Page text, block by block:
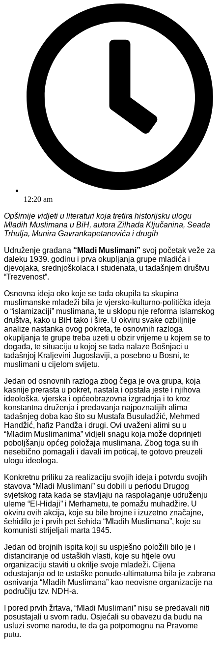
12:20 am
Opširnije vidjeti u literaturi koja tretira historijsku ulogu
Mladih Muslimana u BiH, autora Zilhada Ključanina, Seada
Trhulja, Munira Gavrankapetanovića i drugih
Udruženje građana “Mladi Muslimani” svoj početak veže za
daleku 1939. godinu i prva okupljanja grupe mladića i
djevojaka, srednjoškolaca i studenata, u tadašnjem društvu
“Trezvenost”.
Osnovna ideja oko koje se tada okupila ta skupina
muslimanske mladeži bila je vjersko-kulturno-politička ideja
o “islamizaciji” muslimana, te u sklopu nje reforma islamskog
društva, kako u BiH tako i šire. U okviru svake ozbiljnije
analize nastanka ovog pokreta, te osnovnih razloga
okupljanja te grupe treba uzeti u obzir vrijeme u kojem se to
događa, te situaciju u kojoj se tada nalaze Bošnjaci u
tadašnjoj Kraljevini Jugoslaviji, a posebno u Bosni, te
muslimani u cijelom svijetu.
Jedan od osnovnih razloga zbog čega je ova grupa, koja
kasnije prerasta u pokret, nastala i opstala jeste i njihova
ideološka, vjerska i općeobrazovna izgradnja i to kroz
konstantna druženja i predavanja najpoznatijih alima
tadašnjeg doba kao što su Mustafa Busuladžić, Mehmed
Handžić, hafiz Pandža i drugi. Ovi uvaženi alimi su u
“Mladim Muslimanima” vidjeli snagu koja može doprinjeti
poboljšanju općeg položaja muslimana. Zbog toga su ih
nesebično pomagali i davali im poticaj, te gotovo preuzeli
ulogu ideologa.
Konkretnu priliku za realizaciju svojih ideja i potvrdu svojih
stavova “Mladi Muslimani” su dobili u periodu Drugog
svjetskog rata kada se stavljaju na raspolaganje udruženju
uleme “El-Hidaji” i Merhametu, te pomažu muhadžire. U
okviru ovih akcija, koje su bile brojne i izuzetno značajne,
šehidilo je i prvih pet šehida “Mladih Muslimana”, koje su
komunisti strijeljali marta 1945.
Jedan od brojnih ispita koji su uspješno položili bilo je i
distanciranje od ustaških vlasti, koje su htjele ovu
organizaciju staviti u okrilje svoje mladeži. Cijena
odustajanja od te ustaške ponude-ultimatuma bila je zabrana
osnivanja “Mladih Muslimana” kao neovisne organizacije na
područiju tzv. NDH-a.
I pored prvih žrtava, “Mladi Muslimani” nisu se predavali niti
posustajali u svom radu. Osjećali su obavezu da budu na
usluzi svome narodu, te da ga potpomognu na Pravome
putu.